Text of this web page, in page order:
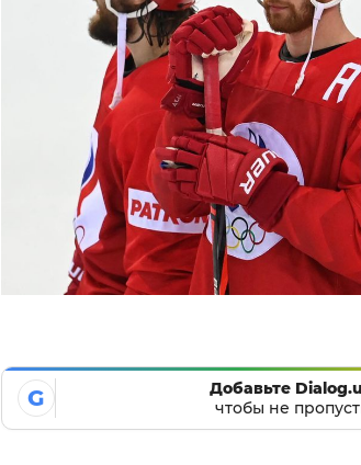
G
Добавьте
чтобы не